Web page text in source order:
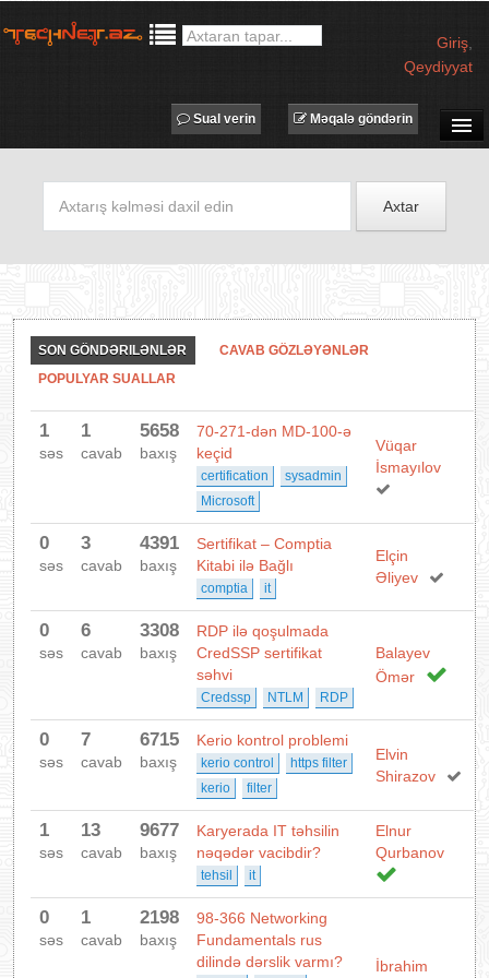
Giriş
Qeydiyyat
MƏQALƏLƏR
İŞ ELANLARI
IT LÜĞƏT
Məqalə göndərin
Sual verin
Axtar
SON GÖNDƏRILƏNLƏR
CAVAB GÖZLƏYƏNLƏR
POPULYAR SUALLAR
1
səs
1
cavab
5658
baxış
70-271-dən MD-100-ə
keçid
certification
sysadmin
Microsoft
Vüqar
İsmayılov
0
səs
3
cavab
4391
baxış
Sertifikat – Comptia
Kitabi ilə Bağlı
comptia it
Elçin
Əliyev
0
səs
6
cavab
3308
baxış
RDP ilə qoşulmada
CredSSP sertifikat
səhvi
Credssp NTLM RDP
Balayev
Ömər
0
səs
7
cavab
6715
baxış
Kerio kontrol problemi
kerio control
https filter
kerio
filter
Elvin
Shirazov
1
səs
13
cavab
9677
baxış
Karyerada IT təhsilin
nəqədər vacibdir?
tehsil it
Elnur
Qurbanov
0
səs
1
cavab
2198
baxış
98-366 Networking
Fundamentals rus
dilində dərslik varmı?
İbrahim